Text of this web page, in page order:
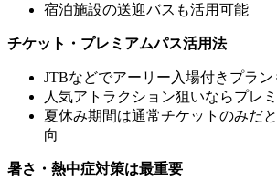
宿泊施設の送迎バスも活用可能
チケット・プレミアムパス活用法
JTBなどでアーリー入場付きプラン
人気アトラクション狙いならプレ
夏休み期間は通常チケットのみだ
向
暑さ・熱中症対策は最重要